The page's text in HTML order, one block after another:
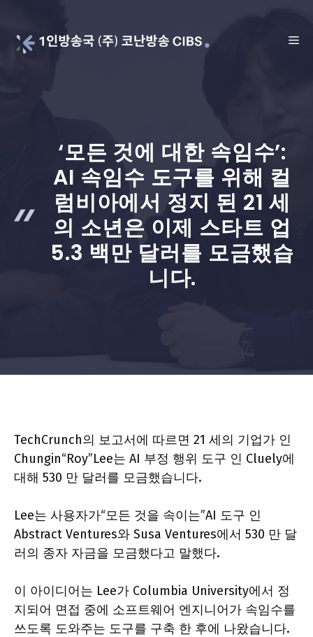
content
‘모든 것에 대한 속임수’:
AI 속임수 도구를 위해 컬
럼비아에서 정지 된 21 세
의 소년은 이제 스타트 업
5.3 백만 달러를 모금했습
니다.
TechCrunch의 보고서에 따르면 21 세의 기업가 인
Chungin“Roy”Lee는 AI 부정 행위 도구 인 Cluely에
대해 530 만 달러를 모금했습니다.
Lee는 사용자가“모든 것을 속이는”AI 도구 인
Abstract Ventures와 Susa Ventures에서 530 만 달
러의 종자 자금을 모금했다고 말했다.
이 아이디어는 Lee가 Columbia University에서 정
지되어 면접 중에 소프트웨어 엔지니어가 속임수를
쓰도록 도와주는 도구를 구축 한 후에 나왔습니다.